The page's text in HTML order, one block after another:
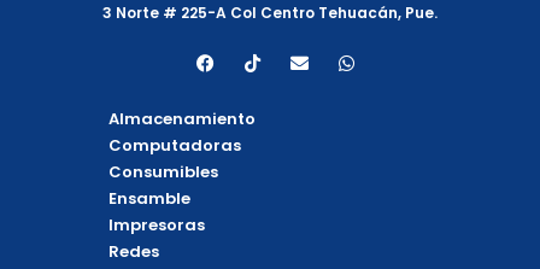
3 Norte # 225-A Col Centro Tehuacán, Pue.
F
a
e
b
o
k
T
i
o
E
n
W
h
Almacenamiento
Computadoras
Consumibles
Ensamble
Impresoras
Redes